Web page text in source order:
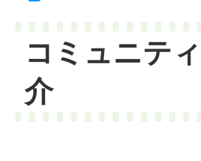
コミュニテ
介